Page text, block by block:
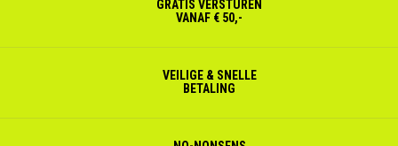
GRATIS VERSTUREN
VANAF € 50,-
VEILIGE & SNELLE
BETALING